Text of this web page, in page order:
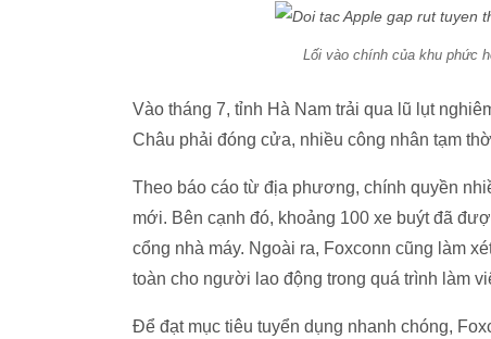
Lối vào chính của khu phức
Vào tháng 7, tỉnh Hà Nam trải qua lũ lụt
Châu phải đóng cửa, nhiều công nhân tạm
Theo báo cáo từ địa phương, chính quyền
mới. Bên cạnh đó, khoảng 100 xe buýt đã
cổng nhà máy. Ngoài ra, Foxconn cũng làm
toàn cho người lao động trong quá trình làm
Để đạt mục tiêu tuyển dụng nhanh chóng,